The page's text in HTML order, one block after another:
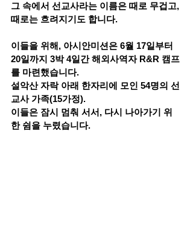
그 속에서 선교사라는 이름은 때로 무겁고,
때로는 흐려지기도 합니다.
이들을 위해, 아시안미션은 6월 17일부터
20일까지 3박 4일간 해외사역자 R&R 캠프
를 마련했습니다.
설악산 자락 아래 한자리에 모인 54명의 선
교사 가족(15가정).
이들은 잠시 멈춰 서서, 다시 나아가기 위
한 쉼을 누렸습니다.